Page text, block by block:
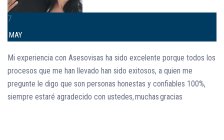
7
MAY
Mi experiencia con Asesovisas ha sido excelente porque todos los
procesos que me han llevado han sido exitosos, a quien me
pregunte le digo que son personas honestas y confiables 100%,
siempre estaré agradecido con ustedes, muchas gracias